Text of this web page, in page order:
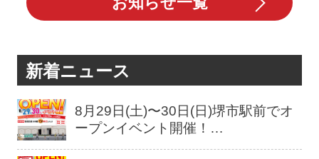
新着ニュース
8月29日(土)〜30日(日)堺市駅前でオ
ープンイベント開催！…